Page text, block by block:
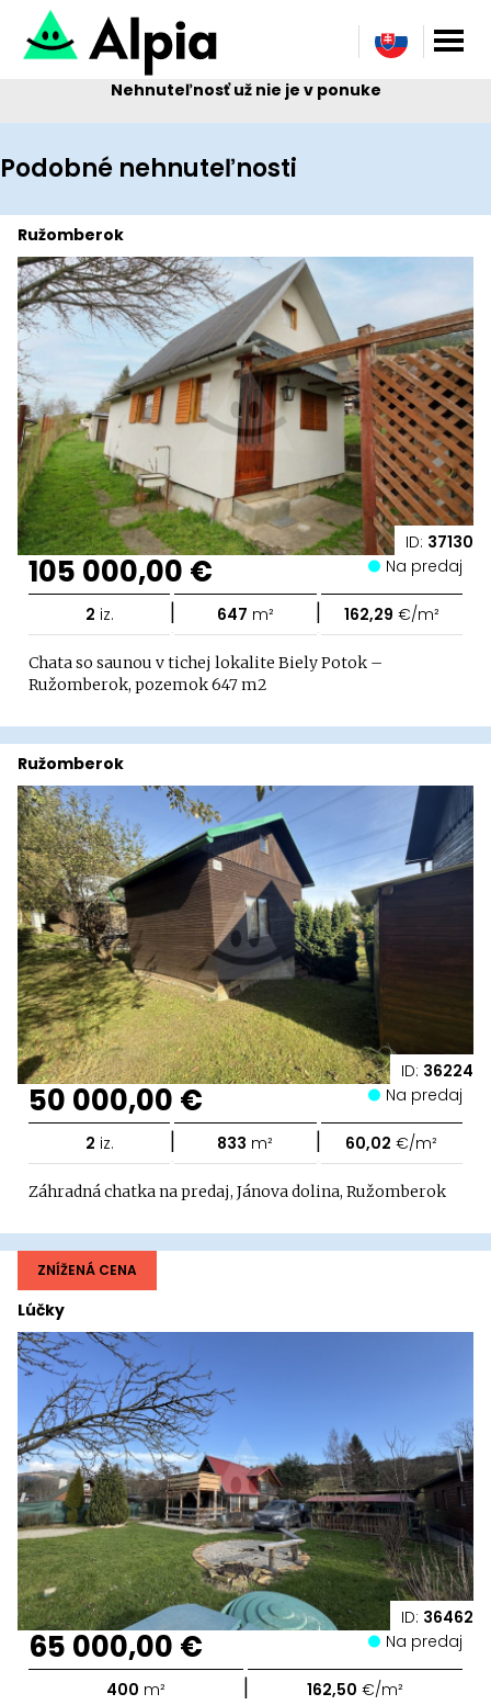
Nehnuteľnosť už nie je v ponuke
Podobné nehnuteľnosti
ID: 37130
Ružomberok
105 000,00 € Na predaj
2 iz. | 647 m² | 162,29 €/m²
Chata so saunou v tichej lokalite Biely Potok –
Ružomberok, pozemok 647 m2
ID: 36224
Ružomberok
50 000,00 € Na predaj
2 iz. | 833 m² | 60,02 €/m²
Záhradná chatka na predaj, Jánova dolina, Ružomberok
ID: 36462
Lúčky
ZNÍŽENÁ CENA
65 000,00 € Na predaj
400 m² | 162,50 €/m²